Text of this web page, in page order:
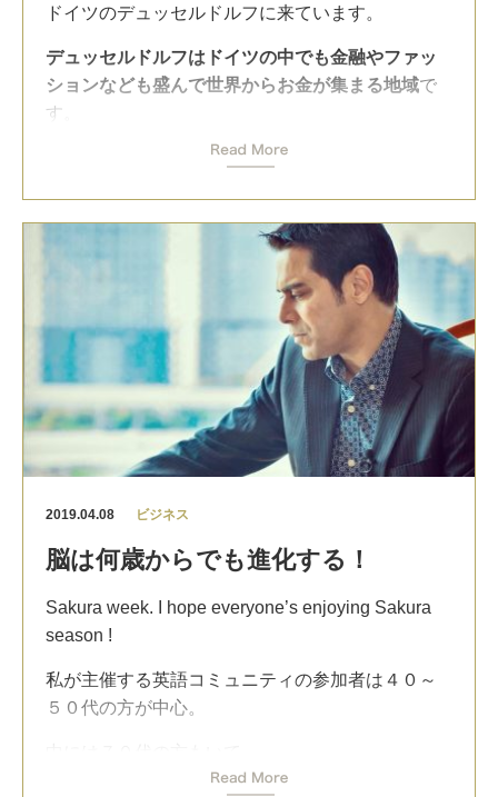
ません。
間違っても大丈夫。失敗は大歓迎！
その気構えを大事にした教育で、日本の英語を変
よかったら英語のブログも見てください。
良いコミュニケーションを生む「褒める」の魔法
練習を増やすことで勝てるようになります。
ダイエットでは、
無駄な浪費を減らして資産が増える投資を増や
自分を成長させるには、
無駄なダラダラスマホやダラダラテレビを減らし
て、
読書時間、リサーチの時間を増やす
。
すべて共通することです。
忙しい！ではなく
2019年の後半も楽しみたいと思います。
Time to enjoy and relax in Hawaii !
4月からいろいろなプロジェクトの打ち合わせや収
録、海外出張、セミナー、講演会、日本全国を回
った説明会などノンストップで駆け抜けてきまし
さすがに疲れているのですが、心地よい疲れで
す。
毎日が日曜日であり、毎日が楽しい仕事。忙しい
やりたいことを好きな時に、素晴らしい仲間たち
とチャレンジできることは幸せですね。
皆さんはどんな毎日を過ごしていますか？
ドイツのデュッセルドルフに来ています。
デュッセルドルフはドイツの中でも金融やファッ
ションなども盛んで世界からお金が集まる地域で
す。
日本からも投資資金が集まったり日本人も多い地
ドイツの方も優しい人が多くとても楽しい町です
ね！
とても楽しい時間を過ごしています。
こうしてヨーロッパの魅力や新しい国に行って、
ビジネスの可能性を探し出すことが大好きです。
初めて日本に来た時、良くも悪くもたくさんのカ
ルチャーショックを受けました。
インドの当たり前が日本では通じない。日本の当
たり前が理解できない。
を学びました。
国ごとの強みや問題点はたくさんあり、
かして一緒に組むんでさらに伸ばすのか、問題点
を解決するようなビジネスを展開するのか
今回は投資という観点で視察をしていますが、ビ
2019.04.08 ビジネス
脳は何歳からでも進化する！
Sakura week. I hope everyone’s enjoying Sakura
season !
私が主催する英語コミュニティの参加者は４０～
５０代の方が中心。